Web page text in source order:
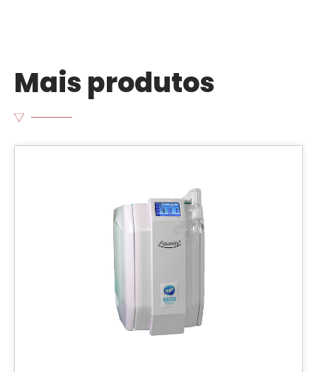
Mais produtos